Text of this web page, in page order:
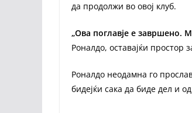
да продолжи во овој клуб.
„Ова поглавје е завршено.
Роналдо, оставајќи простор
Роналдо неодамна го
бидејќи сака да биде дел и